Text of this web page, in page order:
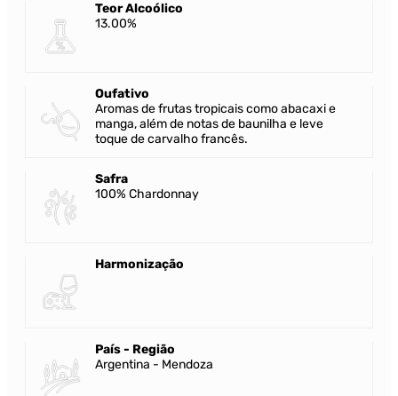
Teor Alcoólico
13.00%
Oufativo
Aromas de frutas tropicais como abacaxi e
manga, além de notas de baunilha e leve
toque de carvalho francês.
Safra
100% Chardonnay
Harmonização
País - Região
Argentina - Mendoza